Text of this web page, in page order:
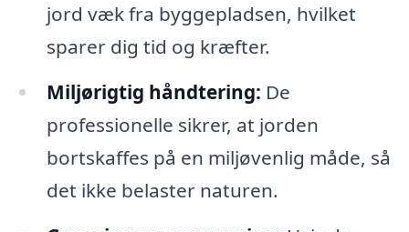
jord væk fra byggepladsen, hvilket
sparer dig tid og kræfter.
Miljørigtig håndtering: De
professionelle sikrer, at jorden
bortskaffes på en miljøvenlig måde, så
det ikke belaster naturen.